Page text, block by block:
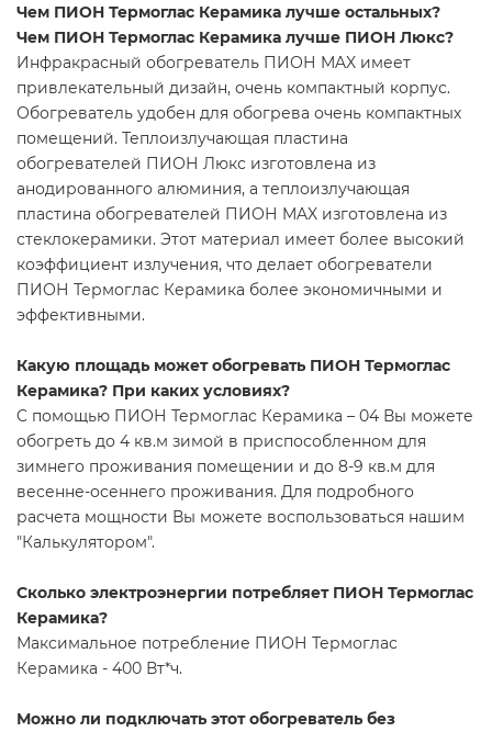
Чем ПИОН Термоглас Керамика лучше остальных?
Чем ПИОН Термоглас Керамика лучше ПИОН Люкс?
Инфракрасный обогреватель ПИОН MAX имеет
привлекательный дизайн, очень компактный корпус.
Обогреватель удобен для обогрева очень компактных
помещений. Теплоизлучающая пластина
обогревателей ПИОН Люкс изготовлена из
анодированного алюминия, а теплоизлучающая
пластина обогревателей ПИОН MAX изготовлена из
стеклокерамики. Этот материал имеет более высокий
коэффициент излучения, что делает обогреватели
ПИОН Термоглас Керамика более экономичными и
эффективными.
Какую площадь может обогревать ПИОН Термоглас
Керамика? При каких условиях?
C помощью ПИОН Термоглас Керамика – 04 Вы можете
обогреть до 4 кв.м зимой в приспособленном для
зимнего проживания помещении и до 8-9 кв.м для
весенне-осеннего проживания. Для подробного
расчета мощности Вы можете воспользоваться нашим
"Калькулятором".
Сколько электроэнергии потребляет ПИОН Термоглас
Керамика?
Максимальное потребление ПИОН Термоглас
Керамика - 400 Вт*ч.
Можно ли подключать этот обогреватель без